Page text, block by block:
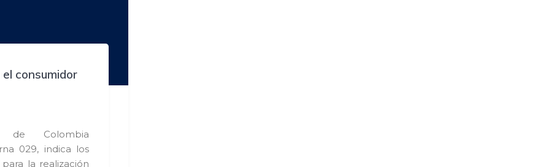
consumidor
de Colombia
029, indica los
la realización